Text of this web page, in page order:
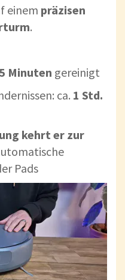
einem präzisen
.
Minuten gereinigt
ca. 1 Std.
kehrt er zur
Pads